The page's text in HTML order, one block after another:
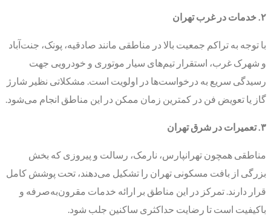
۲. خدمات در غرب تهران
با توجه به تراکم جمعیت بالا در مناطقی مانند صادقیه، پونک، جنت‌آباد
و شهرک غرب، استقرار تیم‌های سیار موتوری و خودرویی جهت
رسیدگی سریع به درخواست‌ها در اولویت است. مشکلاتی نظیر شارژ
گاز یا تعویض فن در کمترین زمان ممکن در این مناطق انجام می‌شود.
۳. تعمیرات در شرق تهران
مناطقی همچون تهرانپارس، نارمک، رسالت و پیروزی که بخش
بزرگی از بافت مسکونی تهران را تشکیل می‌دهند، تحت پوشش کامل
قرار دارند. تمرکز در این مناطق بر ارائه خدمات مقرون‌به‌صرفه و
باکیفیت است تا رضایت حداکثری ساکنین جلب شود.